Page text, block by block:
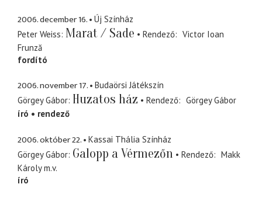
2006. december 16.
Új Színház
Peter Weiss Marat / Sade Rendező
Victor Ioan
Frunză
fordító
2006. november 17.
Budaörsi Játékszín
Görgey Gábor Huzatos ház Rendező
Görgey Gábor
író
rendező
2006. október 22.
Kassai Thália Színház
Görgey Gábor Galopp a Vérmezőn Rendező
Makk
Károly m.v.
író